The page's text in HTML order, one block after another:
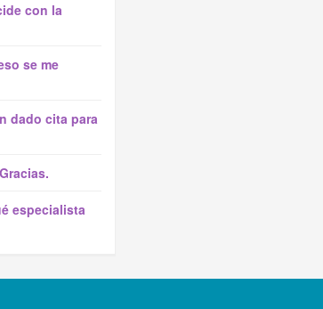
con la
se me
dado cita para
especialista